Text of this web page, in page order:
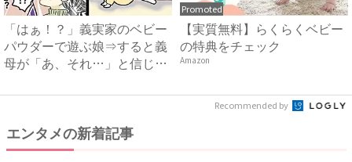
「はぁ！？」義実家のベビー
パウダーで遊ぶ娘⇒すると義
母が「あ、それ…」と信じら
Promoted
【実質無料】らくらくベビー
の特典をチェック
Amazon
Recommended by
エンタメの新着記事